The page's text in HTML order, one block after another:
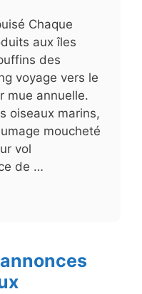
Chaque
aux îles
des
voyage vers le
mue annuelle.
oiseaux marins,
moucheté
vol
de …